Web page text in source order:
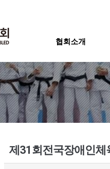
협회소개
제31회전국장애인체